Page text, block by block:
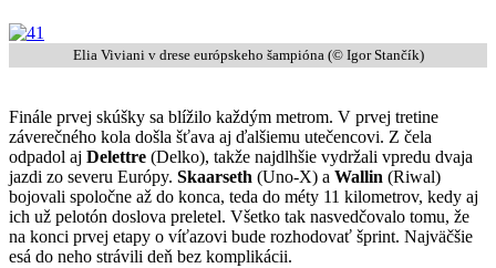
Elia Viviani v drese európskeho šampióna (© Igor Stančík)
Finále prvej skúšky sa blížilo každým metrom. V prvej tretine
záverečného kola došla šťava aj ďalšiemu utečencovi. Z čela
odpadol aj Delettre (Delko), takže najdlhšie vydržali vpredu dvaja
jazdi zo severu Európy. Skaarseth (Uno-X) a Wallin (Riwal)
bojovali spoločne až do konca, teda do méty 11 kilometrov, kedy aj
ich už pelotón doslova preletel. Všetko tak nasvedčovalo tomu, že
na konci prvej etapy o víťazovi bude rozhodovať šprint. Najväčšie
esá do neho strávili deň bez komplikácii.